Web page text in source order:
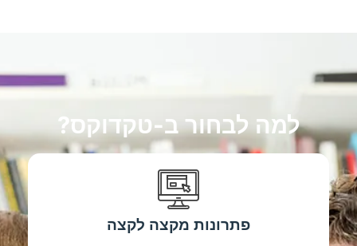
למה לבחור ב-טקדוקס?
פתרונות מקצה לקצה